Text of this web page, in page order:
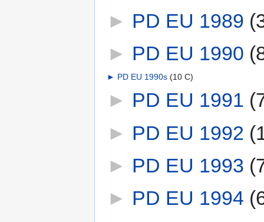
► PD EU 1989
► PD EU 1990
► PD EU 1990s‎ (10 C)
► PD EU 1991
► PD EU 1992
► PD EU 1993
► PD EU 1994